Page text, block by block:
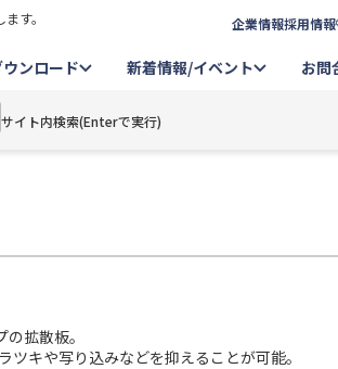
す。 企業情報採用情報
ウンロード 新着情報/イベント お問
サイト内検索(Enterで実行)
拡散板。
キや写り込みなどを抑えることが可能。